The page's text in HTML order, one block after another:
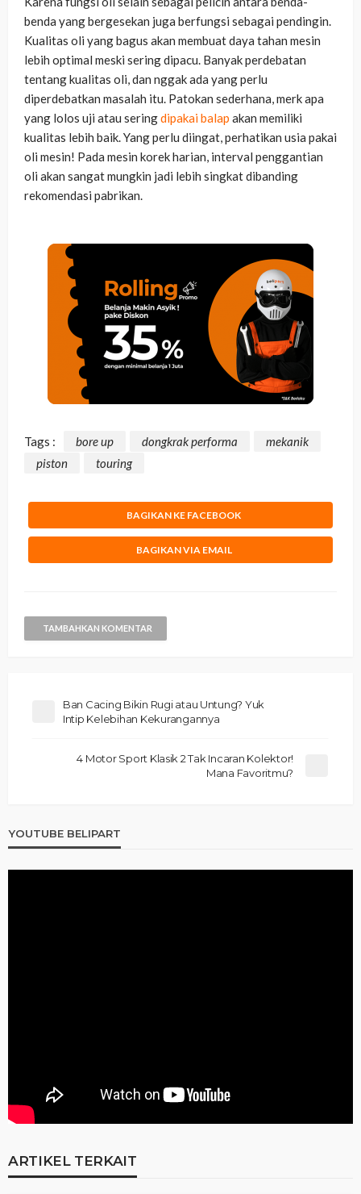
benda yang bergesekan juga berfungsi sebagai pendingin.
Kualitas oli yang bagus akan membuat daya tahan mesin
lebih optimal meski sering dipacu. Banyak perdebatan
tentang kualitas oli, dan nggak ada yang perlu
diperdebatkan masalah itu. Patokan sederhana, merk apa
yang lolos uji atau seringdipakai balap akan memiliki
kualitas lebih baik. Yang perlu diingat, perhatikan usia pakai
oli mesin! Pada mesin korek harian, interval penggantian
oli akan sangat mungkin jadi lebih singkat dibanding
rekomendasi pabrikan.
Tags : bore up dongkrak performa
mekanik
piston
touring
BAGIKAN KE FACEBOOK
BAGIKAN VIA EMAIL
TAMBAHKAN KOMENTAR
Ban Cacing Bikin Rugi atau Untung? Yuk
Intip Kelebihan Kekurangannya
4 Motor Sport Klasik 2 Tak Incaran Kolektor!
Mana Favoritmu?
YOUTUBE BELIPART
ARTIKEL TERKAIT